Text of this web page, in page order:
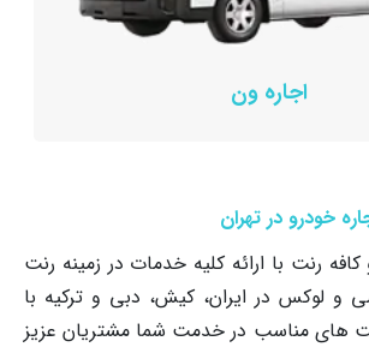
اجاره ون
خودرو در تهران
رنت با ارائه کلیه خدمات در زمینه رنت
و لوکس در ایران، کیش، دبی و ترکیه با
های مناسب در خدمت شما مشتریان عزیز